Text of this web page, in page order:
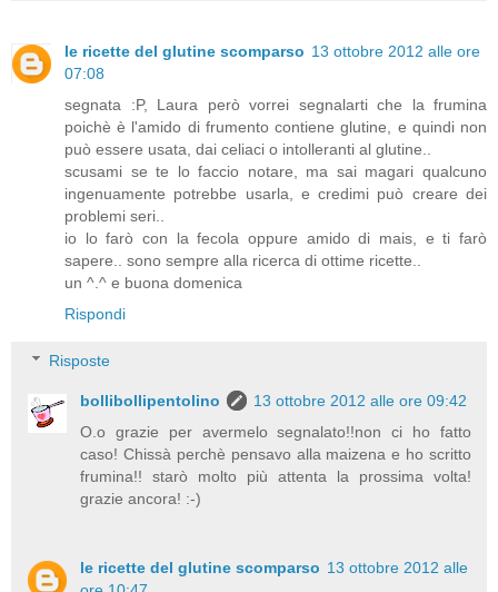
le ricette del glutine scomparso 13 ottobre 2012 alle ore
07:08
segnata :P, Laura però vorrei segnalarti che la frumina
poichè è l'amido di frumento contiene glutine, e quindi non
può essere usata, dai celiaci o intolleranti al glutine..
scusami se te lo faccio notare, ma sai magari qualcuno
ingenuamente potrebbe usarla, e credimi può creare dei
problemi seri..
io lo farò con la fecola oppure amido di mais, e ti farò
sapere.. sono sempre alla ricerca di ottime ricette..
un ^.^ e buona domenica
Rispondi
Risposte
bollibollipentolino
13 ottobre 2012 alle ore 09:42
O.o grazie per avermelo segnalato!!non ci ho fatto
caso! Chissà perchè pensavo alla maizena e ho scritto
frumina!! starò molto più attenta la prossima volta!
grazie ancora! :-)
le ricette del glutine scomparso 13 ottobre 2012 alle